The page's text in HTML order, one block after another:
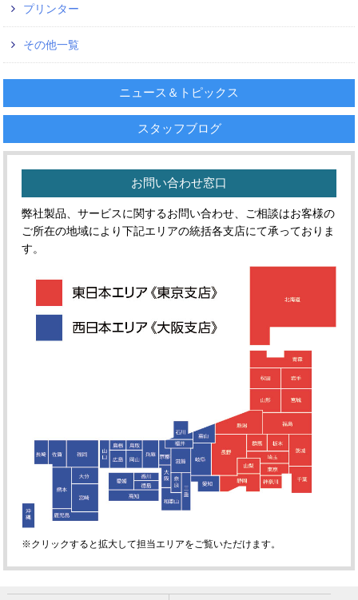
プリンター
その他一覧
ニュース＆トピックス
スタッフブログ
お問い合わせ窓口
弊社製品、サービスに関するお問い合わせ、ご相談はお客様の
ご所在の地域により下記エリアの統括各支店にて承っておりま
す。
※クリックすると拡大して担当エリアをご覧いただけます。